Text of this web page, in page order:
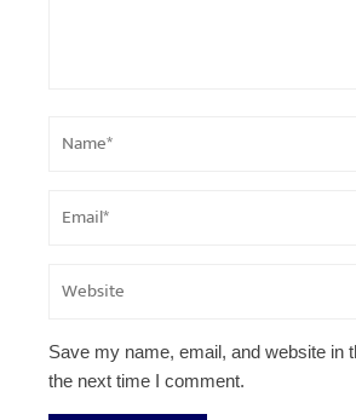
Save my name, email, and website in
the next time I comment.